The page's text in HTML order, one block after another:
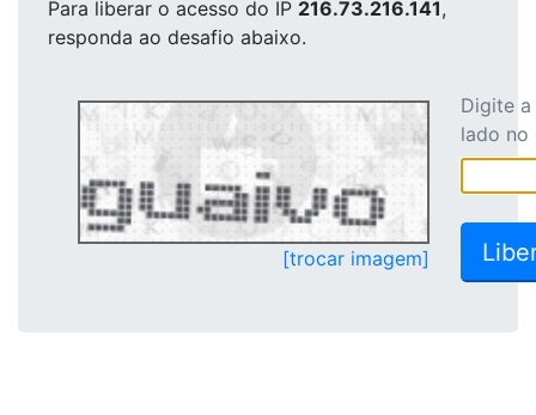
Para liberar o acesso do IP 216.73.216.141,
responda ao desafio abaixo.
[trocar imagem]
Digite
lado no